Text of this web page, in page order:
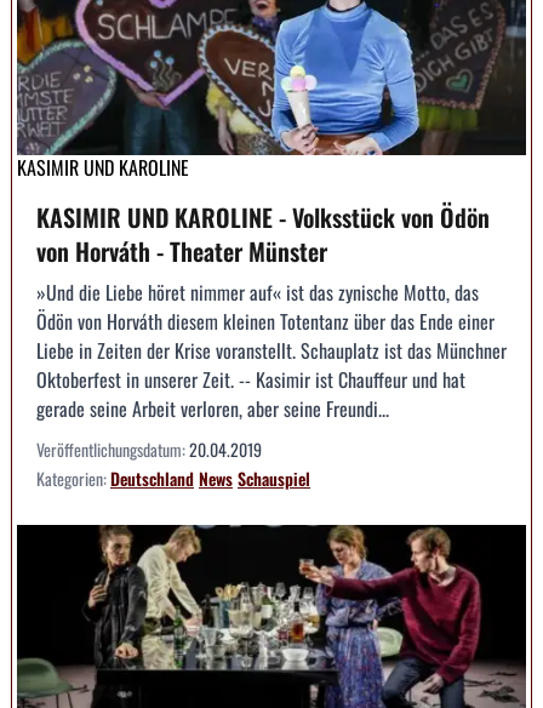
KASIMIR UND KAROLINE
KASIMIR UND KAROLINE - Volksstück von Ödön
von Horváth - Theater Münster
»Und die Liebe höret nimmer auf« ist das zynische Motto, das
Ödön von Horváth diesem kleinen Totentanz über das Ende einer
Liebe in Zeiten der Krise voranstellt. Schauplatz ist das Münchner
Oktoberfest in unserer Zeit. -- Kasimir ist Chauffeur und hat
gerade seine Arbeit verloren, aber seine Freundi...
Veröffentlichungsdatum:20.04.2019
Kategorien:DeutschlandNewsSchauspiel